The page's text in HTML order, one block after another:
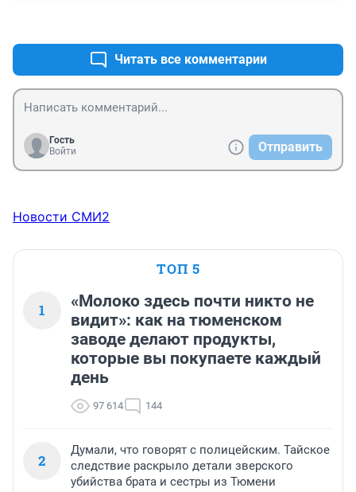
Читать все комментарии
Гость
Войти
Отправить
Новости СМИ2
ТОП 5
1
«Молоко здесь почти никто не
видит»: как на тюменском
заводе делают продукты,
которые вы покупаете каждый
день
97 614 144
2
Думали, что говорят с полицейским. Тайское
следствие раскрыло детали зверского
убийства брата и сестры из Тюмени